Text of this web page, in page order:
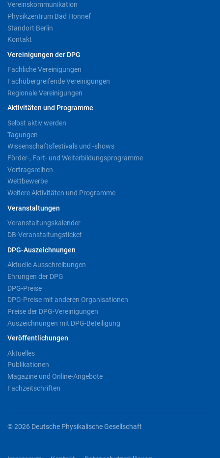
Vereinskommunikation
Physikzentrum Bad Honnef
Standort Berlin
Kontakt
Vereinigungen der DPG
Fachliche Vereinigungen
Fachübergreifende Vereinigungen
Regionale Vereinigungen
Aktivitäten und Programme
Selbst aktiv werden
Tagungen
Wissenschaftsfestivals und -shows
Förder-, Fort- und Weiterbildungsprogramme
Vortragsreihen
Wettbewerbe
Weitere Aktivitäten und Programme
Veranstaltungen
Veranstaltungskalender
DB-Veranstaltungsticket
DPG-Auszeichnungen
Aktuelle Ausschreibungen
Ehrungen der DPG
DPG-Preise
DPG-Preise mit anderen Organisationen
Preise der DPG-Vereinigungen
Auszeichnungen mit DPG-Beteiligung
Veröffentlichungen
Aktuelles
Publikationen
Magazine und Online-Angebote
Fachzeitschriften
© 2026 Deutsche Physikalische Gesellschaft